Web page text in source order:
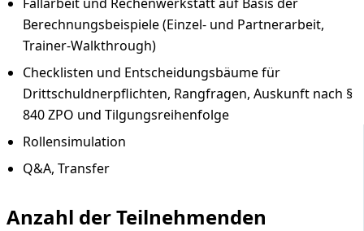
Fallarbeit und Rechenwerkstatt auf Basis der
Berechnungsbeispiele (Einzel- und Partnerarbeit,
Trainer-Walkthrough)
Checklisten und Entscheidungsbäume für
Drittschuldnerpflichten, Rangfragen, Auskunft nach §
840 ZPO und Tilgungsreihenfolge
Rollensimulation
Q&A, Transfer
Anzahl der Teilnehmenden